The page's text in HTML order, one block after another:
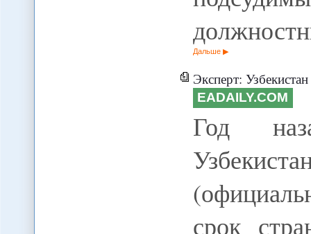
Дальше
Эксперт:
EADAILY.COM
Год
срок